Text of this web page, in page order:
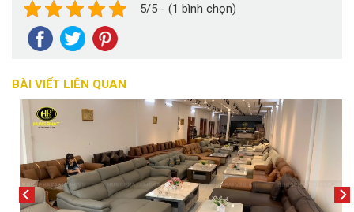
5/5 - (1 bình chọn)
BÀI VIẾT LIÊN QUAN